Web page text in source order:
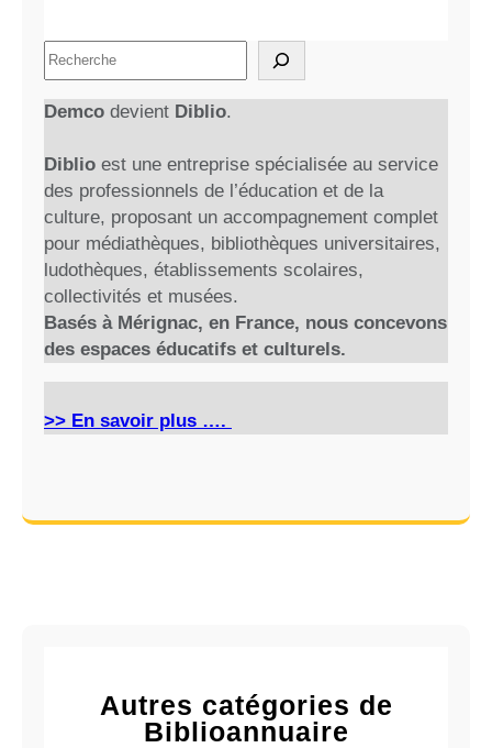
S
e
a
c
h
Demco devient Diblio.
Diblio est une entreprise spécialisée au service
des professionnels de l’éducation et de la
culture, proposant un accompagnement complet
pour médiathèques, bibliothèques universitaires,
ludothèques, établissements scolaires,
collectivités et musées.
Basés à Mérignac, en France, nous concevons
des espaces éducatifs et culturels.
>> En savoir plus ….
Autres catégories de
Biblioannuaire